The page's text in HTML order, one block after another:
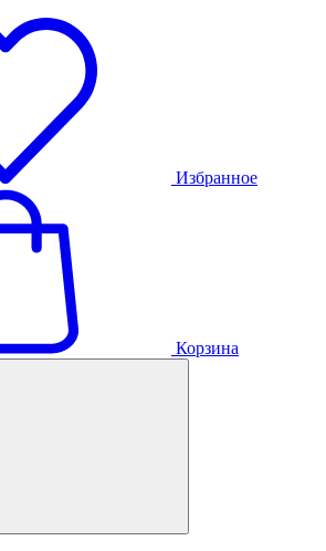
Избранное
Корзина